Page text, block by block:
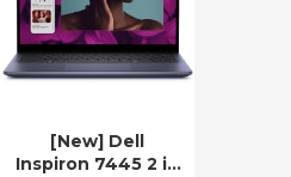
[New] Dell
Inspiron 7445 2 in